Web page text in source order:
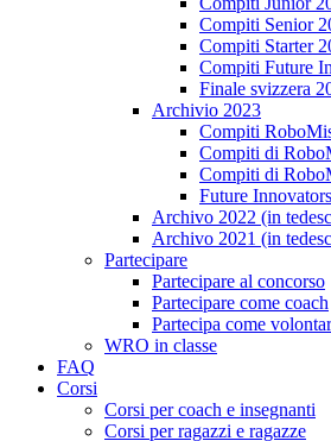
Compiti Senior
Compiti Starter
Compiti Future
Finale svizzera
Archivio 2023
Compiti
Compiti di
Compiti di
Future
Archivo 2022 (in
Archivo 2021 (in
Partecipare
Partecipare al concorso
Partecipare come coach
Partecipa come
WRO in classe
FAQ
Corsi
Corsi per coach e insegnanti
Corsi per ragazzi e ragazze